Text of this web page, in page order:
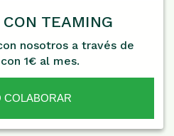
CON TEAMING
nosotros a través de
1€ al mes.
COLABORAR